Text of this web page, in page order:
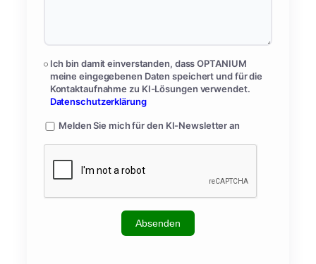
Ich bin damit einverstanden, dass OPTANIUM
meine eingegebenen Daten speichert und für die
Kontaktaufnahme zu KI-Lösungen verwendet.
Datenschutzerklärung
Melden Sie mich für den KI-Newsletter an
Absenden